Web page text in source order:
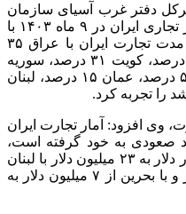
دفتر غرب آسیای سازمان
ایران در ۹ ماه
۱۴۰۳ با
کشورهای غرب آسیا گفت: در این مدت تجارت ایران با عراق ۳۵
درصد، امارات ۱۱ درصد، ترکیه ۵۹ درصد، کویت ۳۱ درصد، سوریه
۲۱ درصد، قطر ۱۴ درصد، اردن ۵۰۸ درصد، عمان ۱۵ درصد، لبنان
را تجربه کرد.
وی افزود: آمار تجارت ایران
صعودی به خود گرفته است،
تجارت ایران با عربستان از ۲۰۰ هزار دلار به ۲۳ میلیون دلار با لبنان
از ۱۸ میلیون دلار به ۲۳ میلیون دلار و با بحرین از ۷ میلیون دلار به